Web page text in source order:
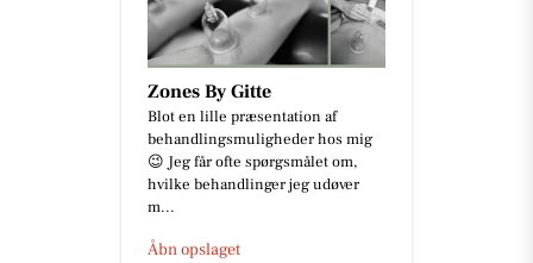
Zones By Gitte
Blot en lille præsentation af
behandlingsmuligheder hos mig
😉 Jeg får ofte spørgsmålet om,
hvilke behandlinger jeg udøver
m...
Åbn opslaget